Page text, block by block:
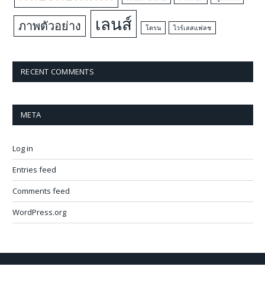
ภาพตัวอย่าง เลนส์ โดรน ไวร์เลสแฟลช
RECENT COMMENTS
META
Log in
Entries feed
Comments feed
WordPress.org